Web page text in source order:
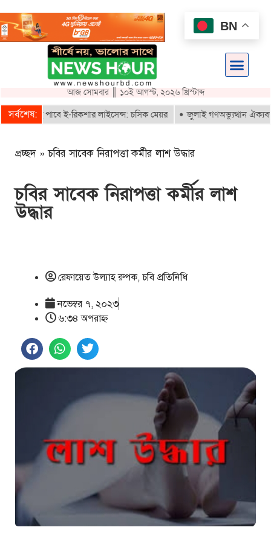
আজ সোমবার ║ ১০ই আগস্ট, ২০২৬ খ্রিস্টাব্দ
সর্বশেষ:
পাবে ই-রিকশার লাইসেন্স: চসিক মেয়র জুলাই গণঅভ্যুত্থান ঐক্যবদ্ধ
প্রচ্ছদ »চবির সাবেক নিরাপত্তা কর্মীর লাশ উদ্ধার
চবির সাবেক নিরাপত্তা কর্মীর লাশ
উদ্ধার
রেফায়েত উল্যাহ রুপক, চবি প্রতিনিধি
নভেম্বর ৭, ২০২৩
৬:৩৪ অপরাহ্ণ
BN